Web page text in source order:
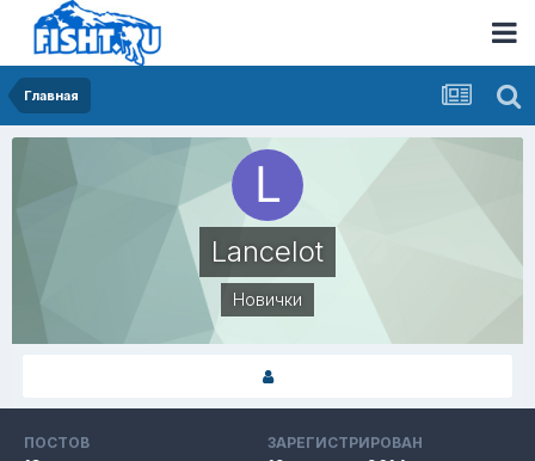
Главная
Lancelot
Новички
ПОСТОВ ЗАРЕГИСТРИРОВАН